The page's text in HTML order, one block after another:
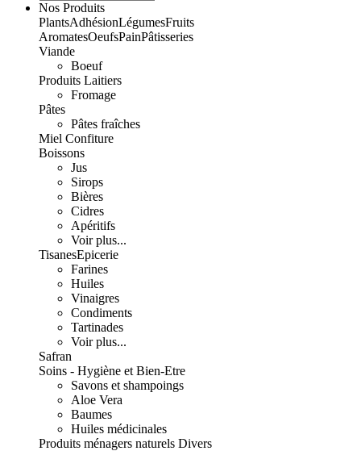
Nos Produits
PlantsAdhésionLégumesFruits
AromatesOeufsPainPâtisseries
Viande
Boeuf
Produits Laitiers
Fromage
Pâtes
Pâtes fraîches
Miel Confiture
Boissons
Jus
Sirops
Bières
Cidres
Apéritifs
Voir plus...
TisanesEpicerie
Farines
Huiles
Vinaigres
Condiments
Tartinades
Voir plus...
Safran
Soins - Hygiène et Bien-Etre
Savons et shampoings
Aloe Vera
Baumes
Huiles médicinales
Produits ménagers naturels Divers